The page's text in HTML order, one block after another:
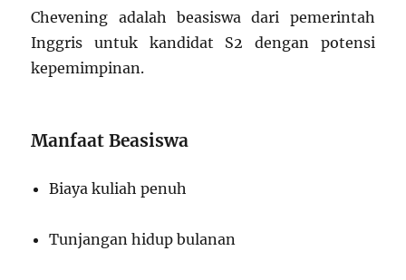
Chevening adalah beasiswa dari pemerintah
Inggris untuk kandidat S2 dengan potensi
kepemimpinan.
Manfaat Beasiswa
Biaya kuliah penuh
Tunjangan hidup bulanan